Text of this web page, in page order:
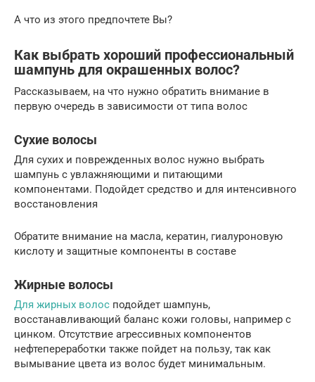
А что из этого предпочтете Вы?
Как выбрать хороший профессиональный
шампунь для окрашенных волос?
Рассказываем, на что нужно обратить внимание в
первую очередь в зависимости от типа волос
Сухие волосы
Для сухих и поврежденных волос нужно выбрать
шампунь с увлажняющими и питающими
компонентами. Подойдет средство и для интенсивного
восстановления
Обратите внимание на масла, кератин, гиалуроновую
кислоту и защитные компоненты в составе
Жирные волосы
Для жирных волос подойдет шампунь,
восстанавливающий баланс кожи головы, например с
цинком. Отсутствие агрессивных компонентов
нефтепереработки также пойдет на пользу, так как
вымывание цвета из волос будет минимальным.